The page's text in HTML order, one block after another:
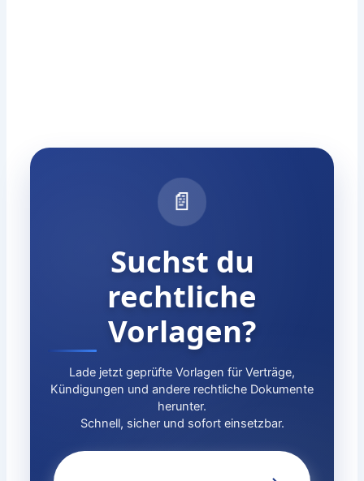
📄
Suchst du
rechtliche
Vorlagen?
Lade jetzt geprüfte Vorlagen für Verträge,
Kündigungen und andere rechtliche Dokumente
herunter.
Schnell, sicher und sofort einsetzbar.